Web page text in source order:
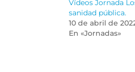
Vídeos Jornada
sanidad pública.
10 de abril de
En «Jornadas»